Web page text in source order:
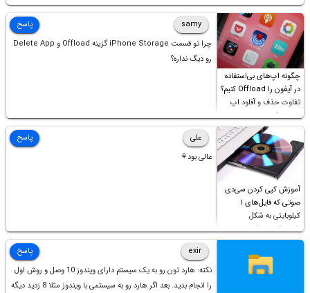
چگونه اپ‌های بی‌استفاده
در آیفون را Offload کنیم؟
تفاوت حذف و آفلود اپ
چیست؟
samy
چرا تو قسمت iPhone Storage گزینه Offload و Delete App
رو دیگ نداره؟
پاسخ
آموزش کپی کردن سی‌دی
صوتی که فایل‌های ۱
کیلوبایتی به شکل
شورت‌کات در آن موجود
است!
علی
عالی بود⚘
پاسخ
exir
نکته: هارد تون رو به یک سیستم دارای ویندوز 10 وصل و روش اول
را انجام بدید. بعد اگر هارد رو به سیستمی با ویندوز مثلا 8 زدید دیگه
پاسخ